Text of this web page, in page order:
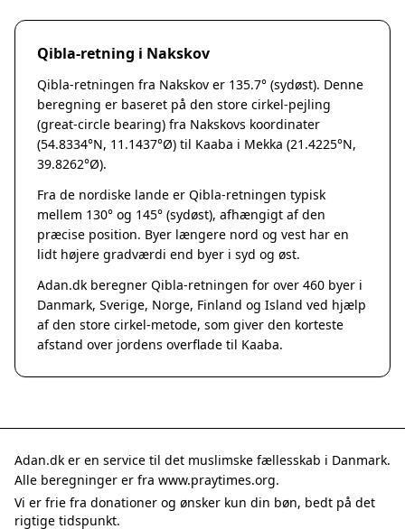
Ringe
Rudkøbing
Ebeltoft
Galten
Grenaa
Hedensted
Hinnerup
Hobro
Mariager
Odder
Purhus
Rønde
Tranbjerg
Trustrup
Billund
Qibla-retning i Nakskov
Qibla-retningen fra Nakskov er 135.7° (sydøst). Denne
beregning er baseret på den store cirkel-pejling
(great-circle bearing) fra Nakskovs koordinater
(54.8334°N, 11.1437°Ø) til Kaaba i Mekka (21.4225°N,
39.8262°Ø).
Fra de nordiske lande er Qibla-retningen typisk
mellem 130° og 145° (sydøst), afhængigt af den
præcise position. Byer længere nord og vest har en
lidt højere gradværdi end byer i syd og øst.
Adan.dk beregner Qibla-retningen for over 460 byer i
Danmark, Sverige, Norge, Finland og Island ved hjælp
af den store cirkel-metode, som giver den korteste
afstand over jordens overflade til Kaaba.
Adan.dk er en service til det muslimske fællesskab i Danmark.
Alle beregninger er fra www.praytimes.org.
Vi er frie fra donationer og ønsker kun din bøn, bedt på det
rigtige tidspunkt.